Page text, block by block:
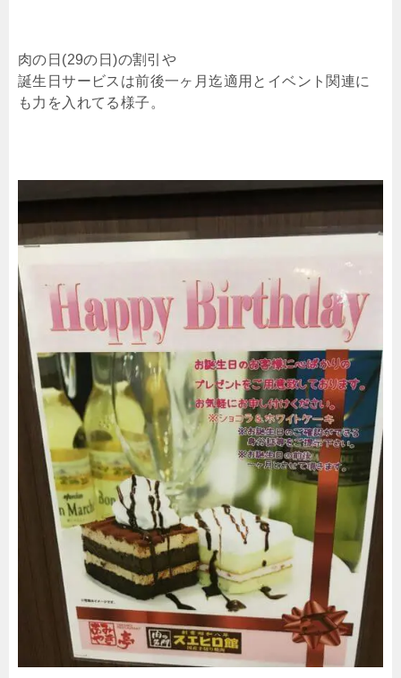
肉の日(29の日)の割引や
誕生日サービスは前後一ヶ月迄適用とイベント関連に
も力を入れてる様子。